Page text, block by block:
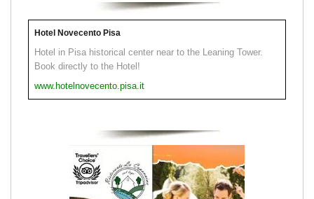
Hotel Novecento Pisa
Hotel in Pisa historical center near to the Leaning Tower.
Book directly to the Hotel!
www.hotelnovecento.pisa.it